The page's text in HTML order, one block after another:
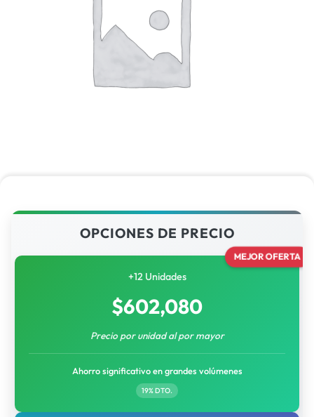
OPCIONES DE PRECIO
MEJOR OFERTA
+12 Unidades
$602,080
Precio por unidad al por mayor
Ahorro significativo en grandes volúmenes
19% DTO.